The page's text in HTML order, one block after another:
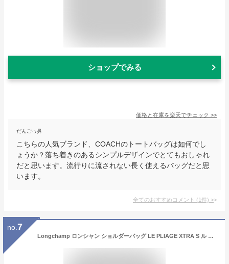
ショップでみる
価格と在庫を楽天でチェック >>
だんごっ鼻
こちらの人気ブランド、COACHのトートバッグは如何でし
ょうか？落ち着きのあるシンプルデザインでとてもおしゃれ
だと思います。流行りに流されない長く使えるバッグだと思
います。
全てのおすすめコメント (1件) >
no. 7
Longchamp ロンシャン ショルダーバッグ LE PLIAGE XTRA S ル プリアージュ エクストラ L1512 987 レディース ハンドバッグ ロゴ 鞄 カラー5色 L1512987001